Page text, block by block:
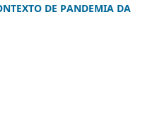
DE PANDEMIA DA